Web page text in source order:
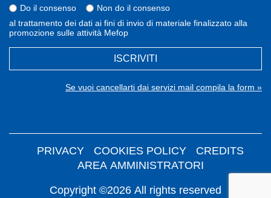
Do il consenso
Non do il consenso
al trattamento dei dati ai fini di invio di materiale finalizzato alla
promozione sulle attività Mefop
ISCRIVITI
Se vuoi cancellarti dai servizi mail compila la form »
Copyright ©2026 All rights reserved
PRIVACY COOKIES POLICY
CREDITS
AREA AMMINISTRATORI